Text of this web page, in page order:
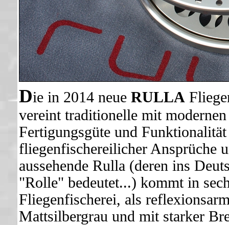
Die in 2014 neue RULLA
vereint traditionelle mit
Fertigungsgüte und
fliegenfischereilicher Ansprüche
aussehende Rulla (deren ins
"Rolle" bedeutet...) kommt in
Fliegenfischerei, als
Mattsilbergrau und mit starker